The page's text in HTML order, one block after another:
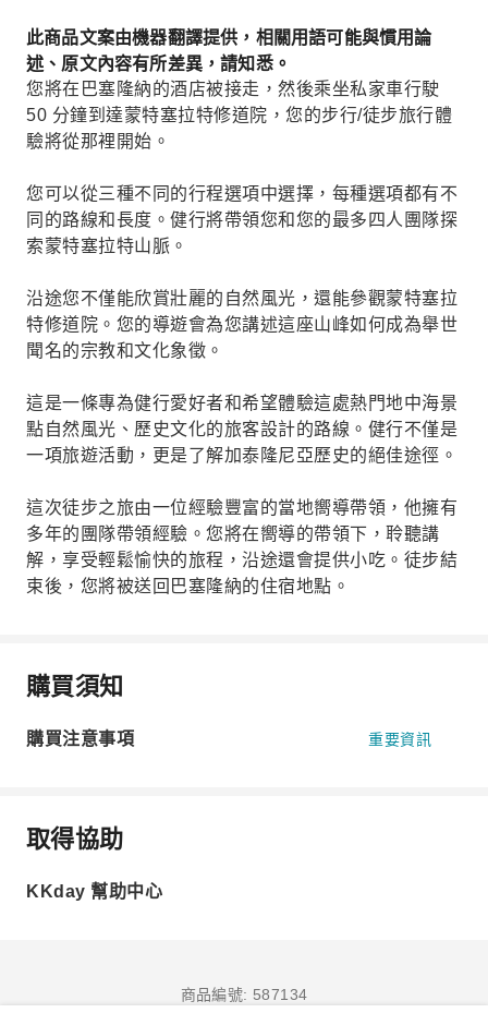
此商品文案由機器翻譯提供，相關用語可能與慣用論
述、原文內容有所差異，請知悉。
您將在巴塞隆納的酒店被接走，然後乘坐私家車行駛
50 分鐘到達蒙特塞拉特修道院，您的步行/徒步旅行體
驗將從那裡開始。
您可以從三種不同的行程選項中選擇，每種選項都有不
同的路線和長度。健行將帶領您和您的最多四人團隊探
索蒙特塞拉特山脈。
沿途您不僅能欣賞壯麗的自然風光，還能參觀蒙特塞拉
特修道院。您的導遊會為您講述這座山峰如何成為舉世
聞名的宗教和文化象徵。
這是一條專為健行愛好者和希望體驗這處熱門地中海景
點自然風光、歷史文化的旅客設計的路線。健行不僅是
一項旅遊活動，更是了解加泰隆尼亞歷史的絕佳途徑。
這次徒步之旅由一位經驗豐富的當地嚮導帶領，他擁有
多年的團隊帶領經驗。您將在嚮導的帶領下，聆聽講
解，享受輕鬆愉快的旅程，沿途還會提供小吃。徒步結
束後，您將被送回巴塞隆納的住宿地點。
購買須知
購買注意事項 重要資訊
取得協助
KKday 幫助中心
商品編號: 587134